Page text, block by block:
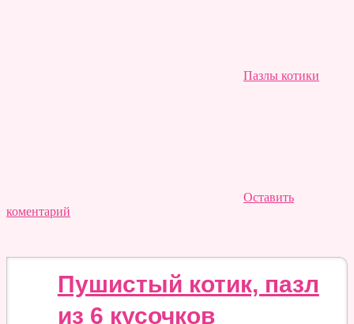
Пазлы котики
Оставить
коментарий
Пушистый котик, пазл
из 6 кусочков